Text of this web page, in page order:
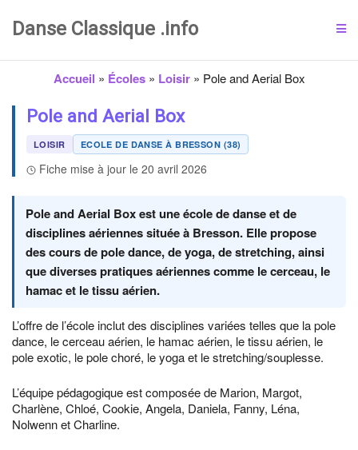
Danse Classique .info
Accueil » Écoles» Loisir» Pole and Aerial Box
Pole and Aerial Box
LOISIR ECOLE DE DANSE À BRESSON (38)
Fiche mise à jour le 20 avril 2026
Pole and Aerial Box est une école de danse et de
disciplines aériennes située à Bresson. Elle propose
des cours de pole dance, de yoga, de stretching, ainsi
que diverses pratiques aériennes comme le cerceau, le
hamac et le tissu aérien.
L’offre de l’école inclut des disciplines variées telles que la pole
dance, le cerceau aérien, le hamac aérien, le tissu aérien, le
pole exotic, le pole choré, le yoga et le stretching/souplesse.
L’équipe pédagogique est composée de Marion, Margot,
Charlène, Chloé, Cookie, Angela, Daniela, Fanny, Léna,
Nolwenn et Charline.